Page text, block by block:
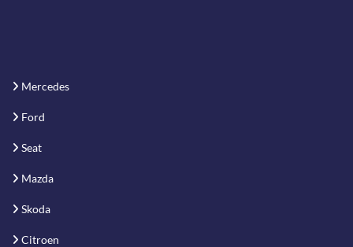
Mercedes
Ford
Seat
Mazda
Skoda
Citroen